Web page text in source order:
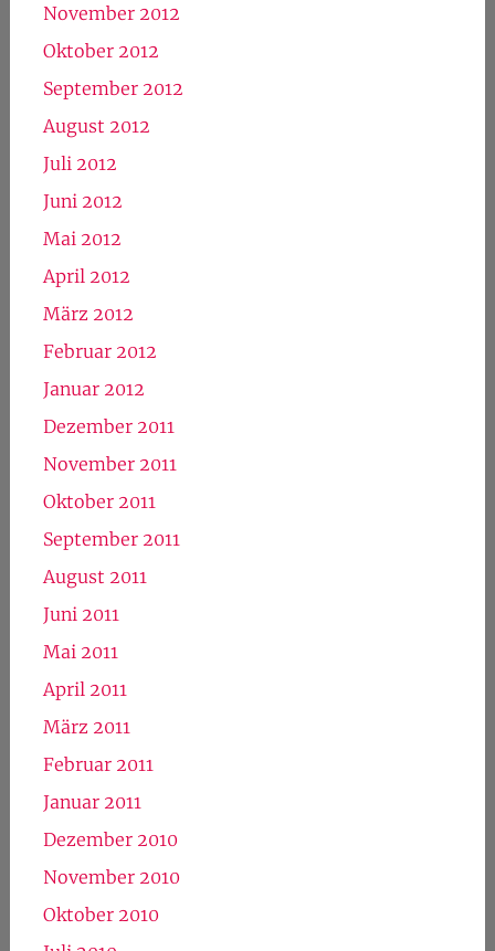
November 2012
Oktober 2012
September 2012
August 2012
Juli 2012
Juni 2012
Mai 2012
April 2012
März 2012
Februar 2012
Januar 2012
Dezember 2011
November 2011
Oktober 2011
September 2011
August 2011
Juni 2011
Mai 2011
April 2011
März 2011
Februar 2011
Januar 2011
Dezember 2010
November 2010
Oktober 2010